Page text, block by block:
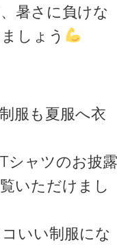
暑さに負けな
しょう
服も夏服へ衣
シャツのお披露
いただけまし
いい制服にな